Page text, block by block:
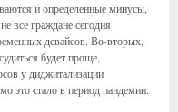
и определенные минусы,
все граждане сегодня
девайсов. Во-вторых,
будет проще,
у диджитализации
это стало в период пандемии.